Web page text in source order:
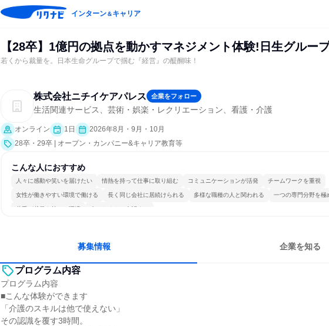
インターン＆キャリア
【28卒】1億円の拠点を動かすマネジメント体験!日生グルー
若くから裁量を。日本生命グループで掴む『経営』の醍醐味！
株式会社ニチイケアパレス 企業をフォロー
生活関連サービス、芸術・娯楽・レクリエーション、看護・介護
オンライン 1日
2026年8月・9月・10月
28卒・29卒 | オープン・カンパニー&キャリア教育等
こんな人におすすめ
人々に感動や笑いを届けたい 情熱を持って仕事に取り組む コミュニケーションが活発 チームワークを重視
女性が働きやすい環境で働ける 長く同じ会社に居続けられる 多様な職種の人と関われる 一つの専門分野を極
若手が裁量を持てる環境 人とたくさん会話する
募集情報 企業を知る
プログラム内容
プログラム内容
■こんな体験ができます
「介護のスキルは他で使えない」
その認識を覆す3時間。